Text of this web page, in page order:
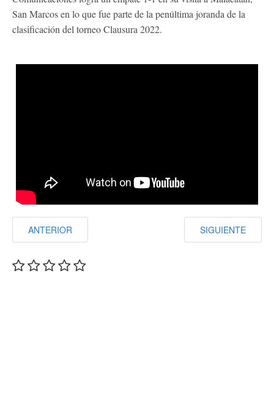
San Marcos en lo que fue parte de la penúltima joranda de la
clasificación del torneo Clausura 2022.
ANTERIOR SIGUIENTE